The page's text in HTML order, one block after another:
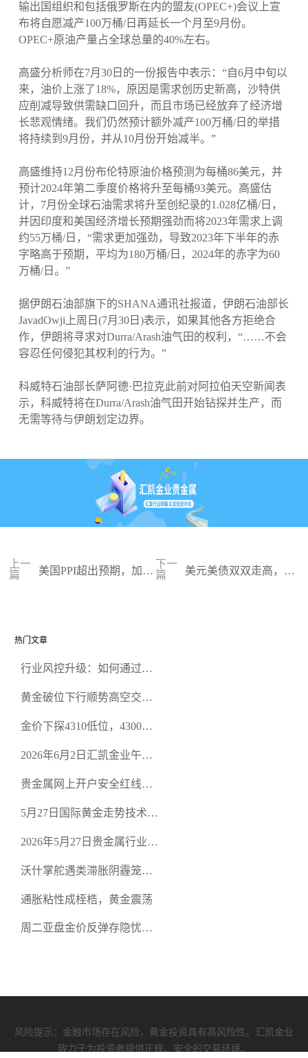
输出国组织和包括俄罗斯在内的盟友(OPEC+)会议上宣
布将自愿减产100万桶/日再延长一个月至9月份。
OPEC+原油产量占全球总量的40%左右。
高盛分析师在7月30日的一份报告中表示：“自6月中旬以
来，油价上涨了18%，原因是需求创历史新高，沙特供
应削减导致供需缺口回升，而且市场已经放弃了经济增
长悲观情绪。我们仍然预计额外减产100万桶/日的举措
将持续到9月份，并从10月份开始减半。”
高盛维持12月份布伦特原油价格预测为每桶86美元，并
预计2024年第二季度价格将升至每桶93美元。高盛估
计，7月份全球石油需求将升至创纪录的1.028亿桶/日，
并因印度和美国经济增长预期强劲而将2023年需求上调
约55万桶/日，“需求更加强劲，导致2023年下半年的赤
字略高于预期，平均为180万桶/日，2024年的赤字为60
万桶/日。”
据伊朗石油部旗下的SHANA通讯社报道，伊朗石油部长
JavadOwji上周日(7月30日)表示，如果其他各方拒绝合
作，伊朗将寻求对Durra/Arash油气田的权利，“……不会
容忍任何侵犯其权利的行为。”
科威特石油部长萨阿德·巴拉克此前对阿拉伯天空新闻表
示，科威特将在Durra/Arash油气田开始钻探并生产，而
无需等待与伊朗划定边界。
上一
篇
美国PPI超出预期，加息
下一
篇
美元美债双双走高，金
热门文章
行业风控升级：如何通过正
规黄金开户交易平台？
黄金破位下行顺势高空交易
金价下探4310低位，4300关
2026年6月2日汇凯金业午盘
空头清算算法如何布防？
贵金属网上开户安全红线：
恶意洗盘陷阱
5月27日国际黄金走势技术盘
规黄金平台全方位行情解析
2026年5月27日贵金属行业新
正规贵金属开户平台迎开户
热潮
沃什掌舵遇类滞胀阴霾笼
通胀粘性成桎梏，黄金震荡
周二亚盘金价反弹存隐忧，
风险提示：金融市场存在风险，黄金投资具有高风险性。汇凯金业
致力于为投资者提供正规、安全的交易环境。